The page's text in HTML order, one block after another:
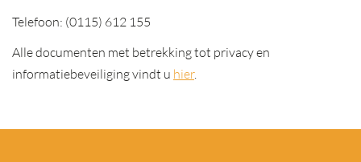
Telefoon: (0115) 612 155
Alle documenten met betrekking tot privacy en
informatiebeveiliging vindt u hier.